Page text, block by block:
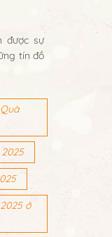
được sự
tín đồ
ở